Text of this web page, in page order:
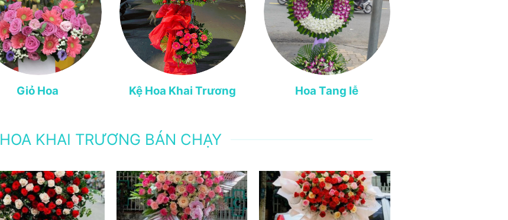
Giỏ Hoa Kệ Hoa Khai Trương Hoa Tang lễ
HOA KHAI TRƯƠNG BÁN CHẠY